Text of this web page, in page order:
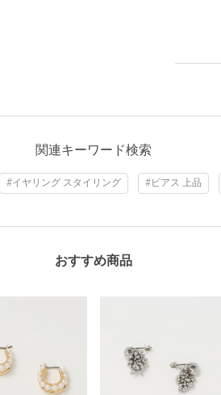
関連キーワード検索
#イヤリング スタイリング #ピアス 上品
おすすめ商品